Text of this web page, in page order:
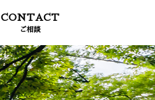
CONTACT
ご相談